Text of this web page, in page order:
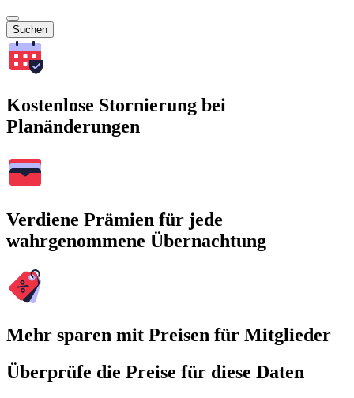
Suchen
Kostenlose Stornierung bei
Planänderungen
Verdiene Prämien für jede
wahrgenommene Übernachtung
Mehr sparen mit Preisen für Mitglieder
Überprüfe die Preise für diese Daten